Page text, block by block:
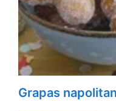
Grapas